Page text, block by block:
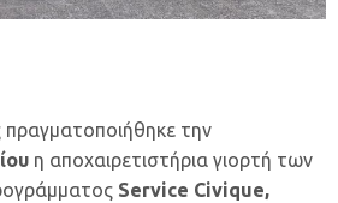
πραγματοποιήθηκε την
η αποχαιρετιστήρια γιορτή των
Service Civique,